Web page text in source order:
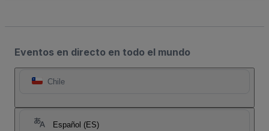
Eventos en directo en todo el mundo
Chile
Español (ES)